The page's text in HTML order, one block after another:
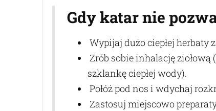
Gdy katar nie
Wypijaj dużo ciepłej herbaty
Zrób sobie inhalację ziołową
szklankę ciepłej wody).
Połóż pod nos i wdychaj
Zastosuj miejscowo